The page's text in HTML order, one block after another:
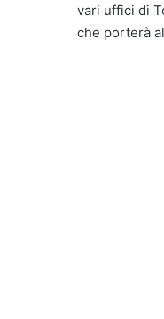
vari uffici di
che porterà